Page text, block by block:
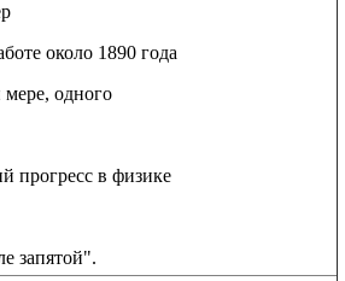
около 1890 года
одного
прогресс в физике
запятой".